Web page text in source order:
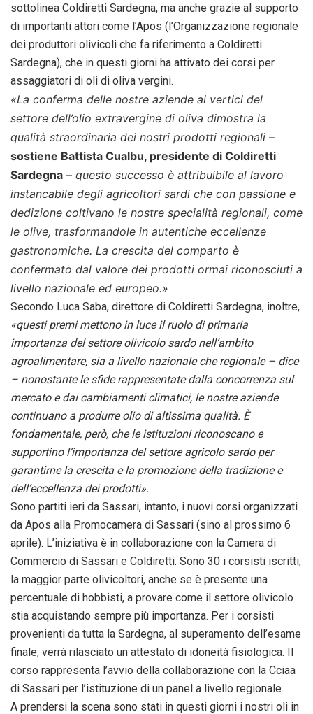
sottolinea Coldiretti Sardegna, ma anche grazie al supporto
di importanti attori come l’Apos (l’Organizzazione regionale
dei produttori olivicoli che fa riferimento a Coldiretti
Sardegna), che in questi giorni ha attivato dei corsi per
assaggiatori di oli di oliva vergini.
«La conferma delle nostre aziende ai vertici del
settore dell’olio extravergine di oliva dimostra la
qualità straordinaria dei nostri prodotti regionali –
sostiene Battista Cualbu, presidente di Coldiretti
Sardegna – questo successo è attribuibile al lavoro
instancabile degli agricoltori sardi che con passione e
dedizione coltivano le nostre specialità regionali, come
le olive, trasformandole in autentiche eccellenze
gastronomiche. La crescita del comparto è
confermato dal valore dei prodotti ormai riconosciuti a
livello nazionale ed europeo.»
Secondo Luca Saba, direttore di Coldiretti Sardegna, inoltre,
«questi premi mettono in luce il ruolo di primaria
importanza del settore olivicolo sardo nell’ambito
agroalimentare, sia a livello nazionale che regionale – dice
– nonostante le sfide rappresentate dalla concorrenza sul
mercato e dai cambiamenti climatici, le nostre aziende
continuano a produrre olio di altissima qualità. È
fondamentale, però, che le istituzioni riconoscano e
supportino l’importanza del settore agricolo sardo per
garantirne la crescita e la promozione della tradizione e
dell’eccellenza dei prodotti».
Sono partiti ieri da Sassari, intanto, i nuovi corsi organizzati
da Apos alla Promocamera di Sassari (sino al prossimo 6
aprile). L’iniziativa è in collaborazione con la Camera di
Commercio di Sassari e Coldiretti. Sono 30 i corsisti iscritti,
la maggior parte olivicoltori, anche se è presente una
percentuale di hobbisti, a provare come il settore olivicolo
stia acquistando sempre più importanza. Per i corsisti
provenienti da tutta la Sardegna, al superamento dell’esame
finale, verrà rilasciato un attestato di idoneità fisiologica. Il
corso rappresenta l’avvio della collaborazione con la Cciaa
di Sassari per l’istituzione di un panel a livello regionale.
A prendersi la scena sono stati in questi giorni i nostri oli in